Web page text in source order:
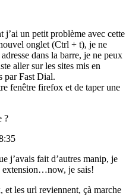
j’ai un petit problème avec cette
onglet (Ctrl + t), je ne
dans la barre, je ne peux
aller sur les sites mis en
par Fast Dial.
fenêtre firefox et de taper une
?
j’avais fait d’autres manip, je
extension…now, je sais!
les url reviennent, çà marche